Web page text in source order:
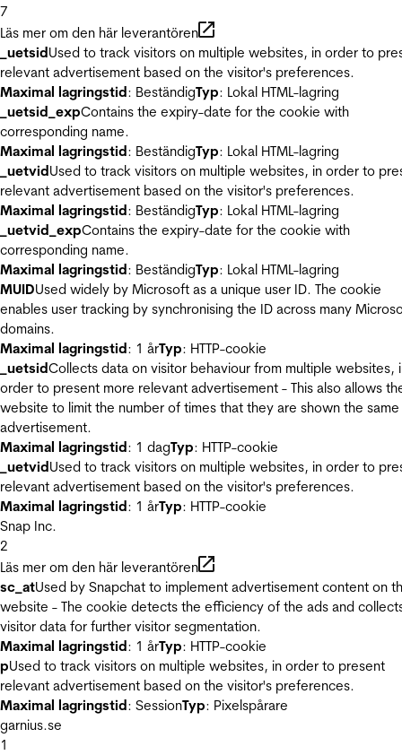
7
Läs mer om den här leverantören
_uetsidUsed to track visitors on multiple websites, in order to
relevant advertisement based on the visitor's preferences.
Maximal lagringstid: BeständigTyp: Lokal HTML-lagring
_uetsid_expContains the expiry-date for the cookie with
corresponding name.
Maximal lagringstid: BeständigTyp: Lokal HTML-lagring
_uetvidUsed to track visitors on multiple websites, in order to
relevant advertisement based on the visitor's preferences.
Maximal lagringstid: BeständigTyp: Lokal HTML-lagring
_uetvid_expContains the expiry-date for the cookie with
corresponding name.
Maximal lagringstid: BeständigTyp: Lokal HTML-lagring
MUIDUsed widely by Microsoft as a unique user ID. The cookie
enables user tracking by synchronising the ID across many
domains.
Maximal lagringstid: 1 årTyp: HTTP-cookie
_uetsidCollects data on visitor behaviour from multiple websites,
order to present more relevant advertisement - This also allows
website to limit the number of times that they are shown the same
advertisement.
Maximal lagringstid: 1 dagTyp: HTTP-cookie
_uetvidUsed to track visitors on multiple websites, in order to
relevant advertisement based on the visitor's preferences.
Maximal lagringstid: 1 årTyp: HTTP-cookie
Snap Inc.
2
Läs mer om den här leverantören
sc_atUsed by Snapchat to implement advertisement content on
website - The cookie detects the efficiency of the ads and
visitor data for further visitor segmentation.
Maximal lagringstid: 1 årTyp: HTTP-cookie
pUsed to track visitors on multiple websites, in order to present
relevant advertisement based on the visitor's preferences.
Maximal lagringstid: SessionTyp: Pixelspårare
garnius.se
1